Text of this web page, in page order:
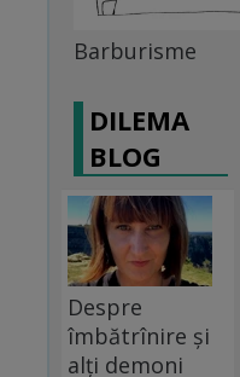
Barburisme
DILEMA
BLOG
Despre
îmbătrînire și
alți demoni